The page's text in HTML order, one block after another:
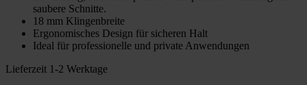
saubere Schnitte.
18 mm Klingenbreite
Ergonomisches Design für sicheren Halt
Ideal für professionelle und private Anwendungen
Lieferzeit 1-2 Werktage